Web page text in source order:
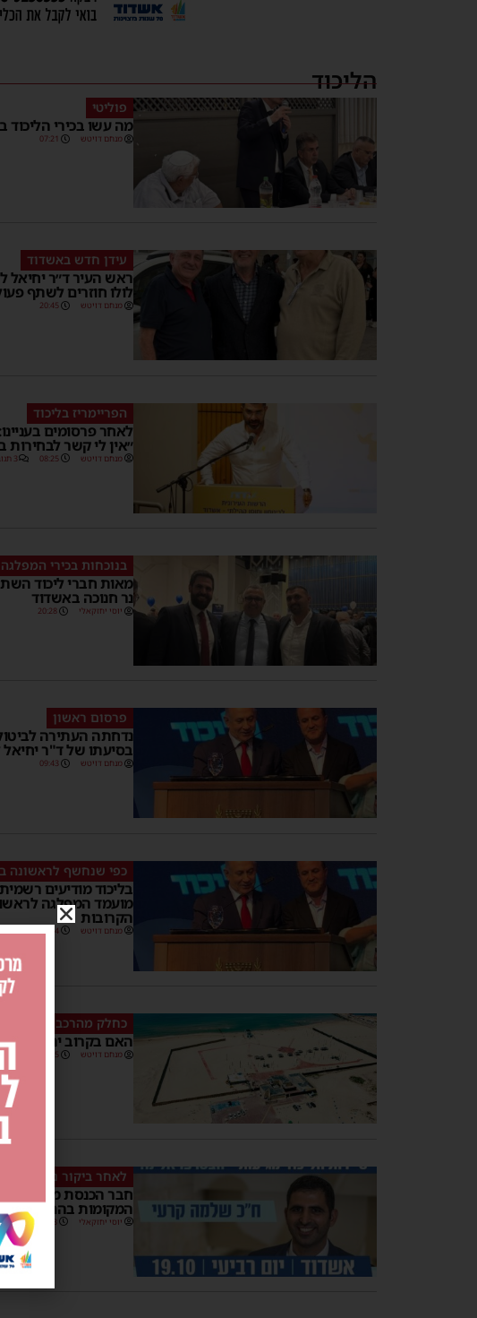
הליכוד
פוליטי
מה עשו בכירי הליכוד
מנחם דויטש 07:21
עידן חדש באשדוד
ראש העיר ד״ר יחיאל
לולו חוזרים לשתף
מנחם דויטש 20:45
הפריימריז בליכוד
לאחר פרסומים
״אין לי קשר לבחירות
מנחם דויטש 08:25 3 תגובות
בנוכחות בכירי המפלגה
מאות חברי ליכוד
נר חנוכה באשדוד
יוסי יחזקאלי 20:28
פרסום ראשון
נדחתה העתירה
בסיעתו של ד"ר יחיאל
מנחם דויטש 09:43
כפי שנחשף לראשונה
בליכוד מודיעים
מועמד המפלגה
הקרובות
מנחם דויטש 18:04
כחלק מהרכבת הממשלה
האם בקרוב יתווספו
מנחם דויטש 21:15
לאחר ביקור נתניהו ובן
חבר הכנסת מהליכוד
המקומות בהם יבקר
יוסי יחזקאלי 16:43